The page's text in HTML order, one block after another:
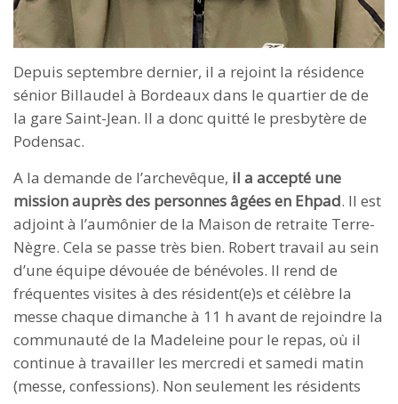
Depuis septembre dernier, il a rejoint la résidence
sénior Billaudel à Bordeaux dans le quartier de de
la gare Saint-Jean. Il a donc quitté le presbytère de
Podensac.
A la demande de l’archevêque, il a accepté une
mission auprès des personnes âgées en Ehpad. Il est
adjoint à l’aumônier de la Maison de retraite Terre-
Nègre. Cela se passe très bien. Robert travail au sein
d’une équipe dévouée de bénévoles. Il rend de
fréquentes visites à des résident(e)s et célèbre la
messe chaque dimanche à 11 h avant de rejoindre la
communauté de la Madeleine pour le repas, où il
continue à travailler les mercredi et samedi matin
(messe, confessions). Non seulement les résidents